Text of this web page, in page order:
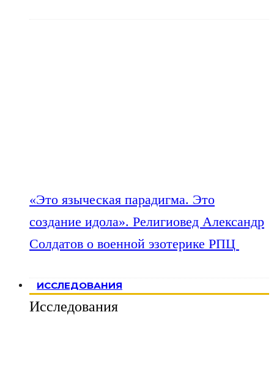
«Это языческая парадигма. Это
создание идола». Религиовед Александр
Солдатов о военной эзотерике РПЦ
ИССЛЕДОВАНИЯ
Исследования